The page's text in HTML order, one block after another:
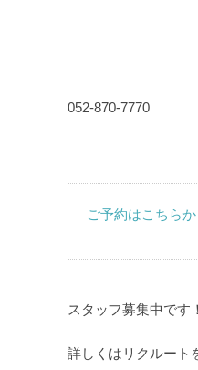
052-870-7770
ご予約はこちらか
スタッフ募集中です
詳しくはリクルート